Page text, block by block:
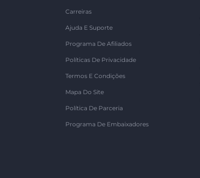
Carreiras
Ajuda E Suporte
Programa De Afiliados
Políticas De Privacidade
Termos E Condições
Mapa Do Site
Política De Parceria
Programa De Embaixadores